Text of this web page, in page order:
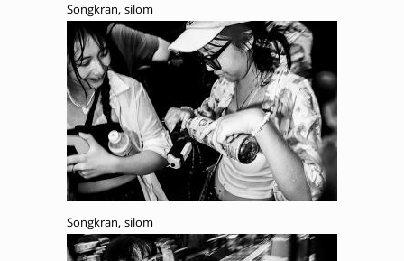
Songkran, silom
Songkran, silom